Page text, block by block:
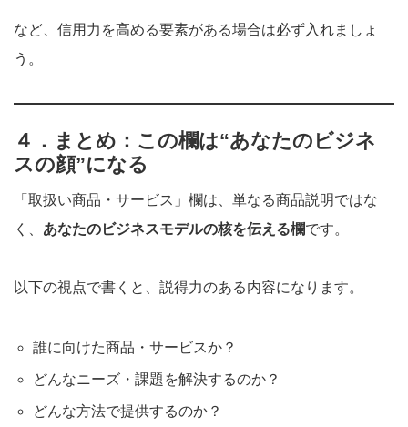
など、信用力を高める要素がある場合は必ず入れましょ
う。
４．まとめ：この欄は“あなたのビジネ
スの顔”になる
「取扱い商品・サービス」欄は、単なる商品説明ではな
く、 あなたのビジネスモデルの核を伝える欄です。
以下の視点で書くと、説得力のある内容になります。
誰に向けた商品・サービスか？
どんなニーズ・課題を解決するのか？
どんな方法で提供するのか？